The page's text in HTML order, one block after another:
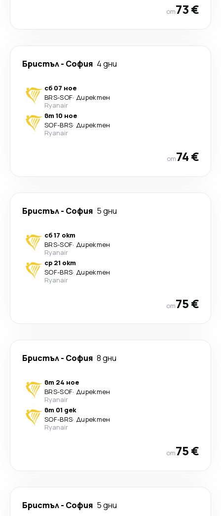
от73 €
Бристъл- София 4 дни
сб 07 ное
BRS-SOF· Директен
Ryanair
вт 10 ное
SOF-BRS· Директен
Ryanair
от74 €
Бристъл- София 5 дни
сб 17 окт
BRS-SOF· Директен
Ryanair
ср 21 окт
SOF-BRS· Директен
Ryanair
от75 €
Бристъл- София 8 дни
вт 24 ное
BRS-SOF· Директен
Ryanair
вт 01 дек
SOF-BRS· Директен
Ryanair
от75 €
Бристъл- София 5 дни